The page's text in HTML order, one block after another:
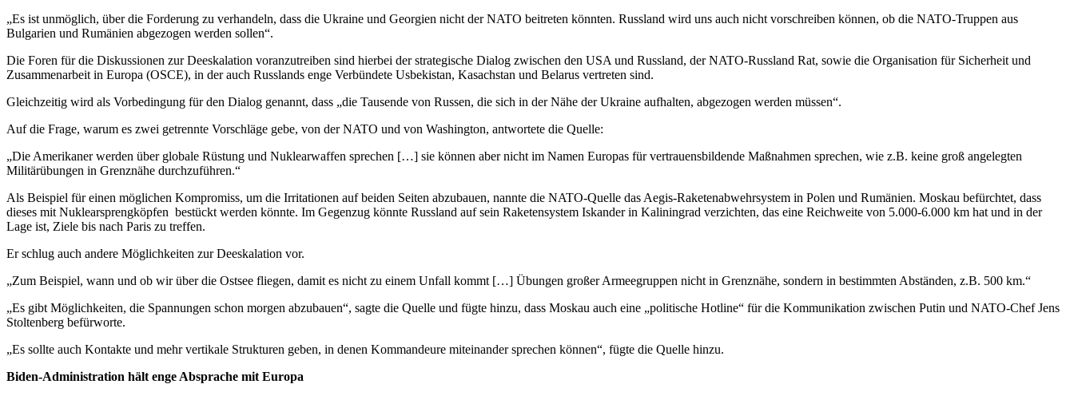
„Es ist unmöglich, über die Forderung zu verhandeln, dass die Ukraine und Georgien nicht der NATO beitreten könnten. Russland wird uns auch nicht vorschreiben können, ob die NATO-Truppen aus
Bulgarien und Rumänien abgezogen werden sollen“.
Die Foren für die Diskussionen zur Deeskalation voranzutreiben sind hierbei der strategische Dialog zwischen den USA und Russland, der NATO-Russland Rat, sowie die Organisation für Sicherheit und
Zusammenarbeit in Europa (OSCE), in der auch Russlands enge Verbündete Usbekistan, Kasachstan und Belarus vertreten sind.
Gleichzeitig wird als Vorbedingung für den Dialog genannt, dass „die Tausende von Russen, die sich in der Nähe der Ukraine aufhalten, abgezogen werden müssen“.
Auf die Frage, warum es zwei getrennte Vorschläge gebe, von der NATO und von Washington, antwortete die Quelle:
„Die Amerikaner werden über globale Rüstung und Nuklearwaffen sprechen […] sie können aber nicht im Namen Europas für vertrauensbildende Maßnahmen sprechen, wie z.B. keine groß angelegten
Militärübungen in Grenznähe durchzuführen.“
Als Beispiel für einen möglichen Kompromiss, um die Irritationen auf beiden Seiten abzubauen, nannte die NATO-Quelle das Aegis-Raketenabwehrsystem in Polen und Rumänien. Moskau befürchtet, dass
dieses mit Nuklearsprengköpfen bestückt werden könnte. Im Gegenzug könnte Russland auf sein Raketensystem Iskander in Kaliningrad verzichten, das eine Reichweite von 5.000-6.000 km hat und in der
Lage ist, Ziele bis nach Paris zu treffen.
Er schlug auch andere Möglichkeiten zur Deeskalation vor.
„Zum Beispiel, wann und ob wir über die Ostsee fliegen, damit es nicht zu einem Unfall kommt […] Übungen großer Armeegruppen nicht in Grenznähe, sondern in bestimmten Abständen, z.B. 500 km.“
„Es gibt Möglichkeiten, die Spannungen schon morgen abzubauen“, sagte die Quelle und fügte hinzu, dass Moskau auch eine „politische Hotline“ für die Kommunikation zwischen Putin und NATO-Chef Jens
Stoltenberg befürworte.
„Es sollte auch Kontakte und mehr vertikale Strukturen geben, in denen Kommandeure miteinander sprechen können“, fügte die Quelle hinzu.
Biden-Administration hält enge Absprache mit Europa